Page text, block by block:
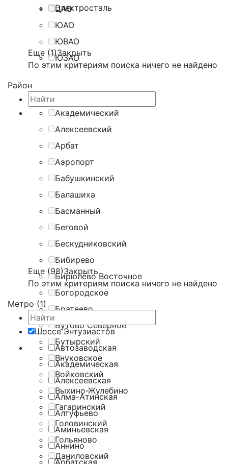
Электросталь
ЦАО
ЮАО
ЮВАО
ЮЗАО
Еще (1)Закрыть
По этим критериям поиска ничего не найдено
Район
Академический
Алексеевский
Арбат
Аэропорт
Бабушкинский
Балашиха
Басманный
Беговой
Бескудниковский
Бибирево
Бирюлёво Восточное
Богородское
Братеево
Бутово Северное
Бутырский
Внуковское
Войковский
Выхино-Жулебино
Гагаринский
Головинский
Гольяново
Даниловский
Еще (98)Закрыть
По этим критериям поиска ничего не найдено
Метро (1)
Шоссе Энтузиастов
Автозаводская
Академическая
Алексеевская
Алма-Атинская
Алтуфьево
Аминьевская
Аннино
Арбатская